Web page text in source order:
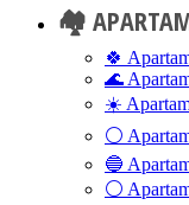
🏘️
🍀
🌊
☀️
⚪
🔵
⚪